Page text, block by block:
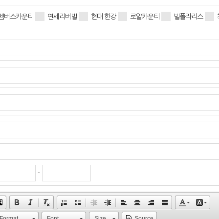
버스카운티 연세리버빌 현대 한강 로얄카운티 빌폴라리스
-